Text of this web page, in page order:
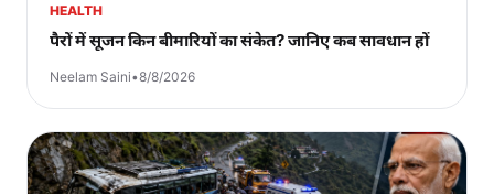
HEALTH
पैरों में सूजन किन बीमारियों का संकेत? जानिए कब सावधान हों
Neelam Saini•8/8/2026